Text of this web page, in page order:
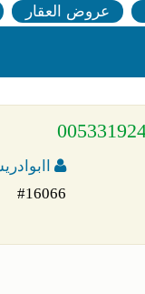
عروض العقار
#16066